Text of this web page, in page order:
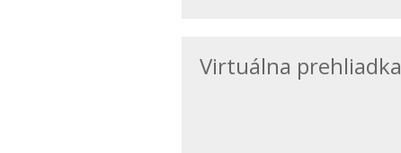
Virtuálna prehliadka